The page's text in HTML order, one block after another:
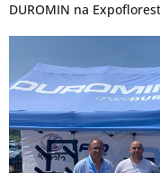
DUROMIN na